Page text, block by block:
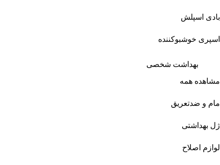
بادی اسپلش
اسپری خوشبوکننده
بهداشت شخصی
مشاهده همه
مام و ضدتعریق
ژل بهداشتی
لوازم اصلاح